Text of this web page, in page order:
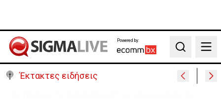
Powered by:
Search
Έκτακτες ειδήσεις